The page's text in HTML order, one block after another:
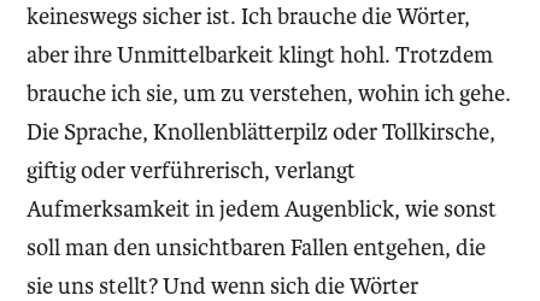
keineswegs sicher ist. Ich brauche die Wörter,
aber ihre Unmittelbarkeit klingt hohl. Trotzdem
brauche ich sie, um zu verstehen, wohin ich gehe.
Die Sprache, Knollenblätterpilz oder Tollkirsche,
giftig oder verführerisch, verlangt
Aufmerksamkeit in jedem Augenblick, wie sonst
soll man den unsichtbaren Fallen entgehen, die
sie uns stellt? Und wenn sich die Wörter